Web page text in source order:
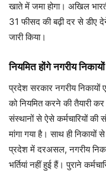
खाते में जमा होगा। अखिल
31 फीसद की बढ़ी दर से डीए
जारी किया।
नियमित होंगे नगरीय
प्रदेश सरकार नगरीय निकायों
को नियमित करने की तैयारी
संस्थानों से ऐसे कर्मचारियों की
मांगा गया है। साथ ही
प्रदेश में दरअसल, नगरीय
भर्तियां नहीं हुई हैं। पुराने